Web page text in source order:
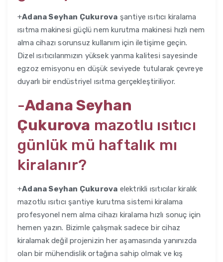
+Adana Seyhan Çukurova şantiye ısıtıcı kiralama
ısıtma makinesi güçlü nem kurutma makinesi hızlı nem
alma cihazı sorunsuz kullanım için iletişime geçin.
Dizel ısıtıcılarımızın yüksek yanma kalitesi sayesinde
egzoz emisyonu en düşük seviyede tutularak çevreye
duyarlı bir endüstriyel ısıtma gerçekleştiriliyor.
-Adana Seyhan
Çukurova mazotlu ısıtıcı
günlük mü haftalık mı
kiralanır?
+Adana Seyhan Çukurova elektrikli ısıtıcılar kiralık
mazotlu ısıtıcı şantiye kurutma sistemi kiralama
profesyonel nem alma cihazı kiralama hızlı sonuç için
hemen yazın. Bizimle çalışmak sadece bir cihaz
kiralamak değil projenizin her aşamasında yanınızda
olan bir mühendislik ortağına sahip olmak ve kış